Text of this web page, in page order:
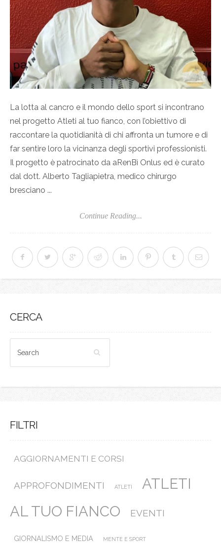
La lotta al cancro e il mondo dello sport si incontrano
nel progetto Atleti al tuo fianco, con l’obiettivo di
raccontare la quotidianità di chi affronta un tumore e di
far sentire loro la vicinanza degli sportivi professionisti.
Il progetto è patrocinato da aRenBì Onlus ed è curato
dal dott. Alberto Tagliapietra, medico chirurgo
bresciano ...
Continue Reading...
CERCA
FILTRI
AGGIORNAMENTI E CORSI
APPROFONDIMENTI ATLETI
ATLETI
AL TUO FIANCO
EVENTI
GIORNALISMO E MEDIA MENTE E SPORT